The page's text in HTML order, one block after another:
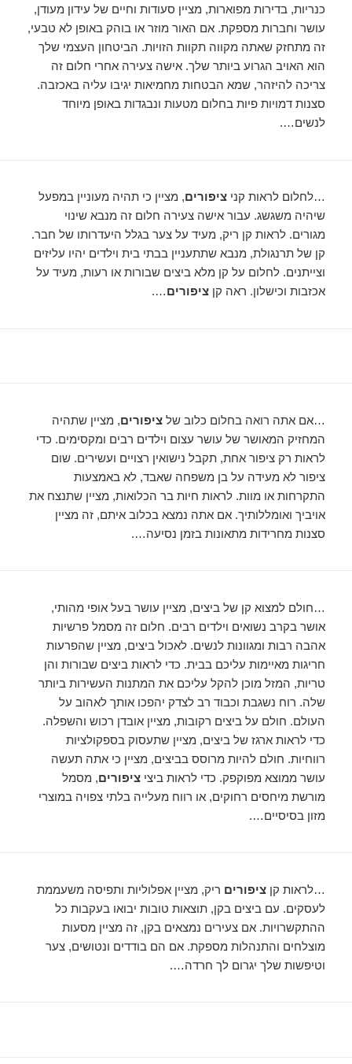
כנריות, בדירות מפוארות, מציין סעודות וחיים של עידון מעודן,
עושר וחברות מספקת. אם האור מוזר או בוהק באופן לא טבעי,
זה מתחזק שאתה מקווה תקוות הזויות. הביטחון העצמי שלך
הוא האויב הגרוע ביותר שלך. אישה צעירה אחרי חלום זה
צריכה להיזהר, שמא הבטחות מחמיאות יגיבו עליה באכזבה.
סצנות דמויות פיות בחלום מטעות ונבגדות באופן מיוחד
לנשים….
…לחלום לראות קניציפורים, מציין כי תהיה מעוניין במפעל
שיהיה משגשג. עבור אישה צעירה חלום זה מנבא שינוי
מגורים. לראות קן ריק, מעיד על צער בגלל היעדרותו של חבר.
קן של תרנגולת, מנבא שתתעניין בבתי בית וילדים יהיו עליזים
וצייתנים. לחלום על קן מלא ביצים שבורות או רעות, מעיד על
אכזבות וכישלון. ראה קןציפורים….
…אם אתה רואה בחלום כלוב שלציפורים, מציין שתהיה
המחזיק המאושר של עושר עצום וילדים רבים ומקסימים. כדי
לראות רק ציפור אחת, תקבל נישואין רצויים ועשירים. שום
ציפור לא מעידה על בן משפחה שאבד, לא באמצעות
התקרחות או מוות. לראות חיות בר הכלואות, מציין שתנצח את
אויביך ואומללותיך. אם אתה נמצא בכלוב איתם, זה מציין
סצנות מחרידות מתאונות בזמן נסיעה….
…חולם למצוא קן של ביצים, מציין עושר בעל אופי מהותי,
אושר בקרב נשואים וילדים רבים. חלום זה מסמל פרשיות
אהבה רבות ומגוונות לנשים. לאכול ביצים, מציין שהפרעות
חריגות מאיימות עליכם בבית. כדי לראות ביצים שבורות והן
טריות, המזל מוכן להקל עליכם את המתנות העשירות ביותר
שלה. רוח נשגבת וכבוד רב לצדק יהפכו אותך לאהוב על
העולם. חולם על ביצים רקובות, מציין אובדן רכוש והשפלה.
כדי לראות ארגז של ביצים, מציין שתעסוק בספקולציות
רווחיות. חולם להיות מרוסס בביצים, מציין כי אתה תעשה
עושר ממוצא מפוקפק. כדי לראות ביציציפורים, מסמל
מורשת מיחסים רחוקים, או רווח מעלייה בלתי צפויה במוצרי
מזון בסיסיים….
…לראות קןציפורים ריק, מציין אפלוליות ותפיסה משעממת
לעסקים. עם ביצים בקן, תוצאות טובות יבואו בעקבות כל
ההתקשרויות. אם צעירים נמצאים בקן, זה מציין מסעות
מוצלחים והתנהלות מספקת. אם הם בודדים ונטושים, צער
וטיפשות שלך יגרום לך חרדה….